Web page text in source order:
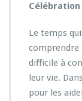
Célébration
Le temps
comprendre
difficile à
leur vie.
pour les